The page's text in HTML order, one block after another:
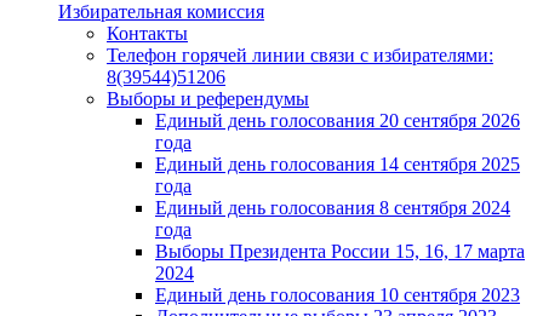
Избирательная комиссия
Контакты
Телефон горячей линии связи с избирателями:
8(39544)51206
Выборы и референдумы
Единый день голосования 20 сентября 2026
года
Единый день голосования 14 сентября 2025
года
Единый день голосования 8 сентября 2024
года
Выборы Президента России 15, 16, 17 марта
2024
Единый день голосования 10 сентября 2023